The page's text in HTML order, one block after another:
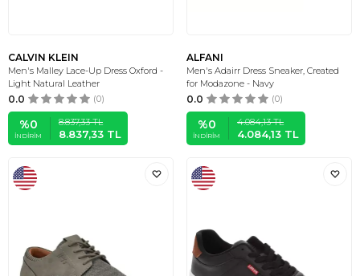
CALVIN KLEIN
Men's Malley Lace-Up Dress Oxford -
Light Natural Leather
0.0 (0)
%0
İNDIRIM
8.837,33TL
8.837,33 TL
ALFANI
Men's Adairr Dress Sneaker, Created
for Modazone - Navy
0.0 (0)
%0
İNDIRIM
4.084,13TL
4.084,13 TL